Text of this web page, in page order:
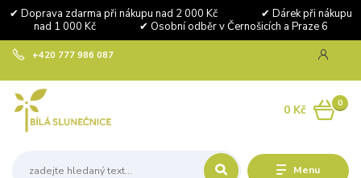
✔ Doprava zdarma při nákupu nad 2 000 Kč ✔ Dárek při nákupu
nad 1 000 Kč ✔ Osobní odběr v Černošicích a Praze 6
Menu
+420 777 986 087
0
0 Kč